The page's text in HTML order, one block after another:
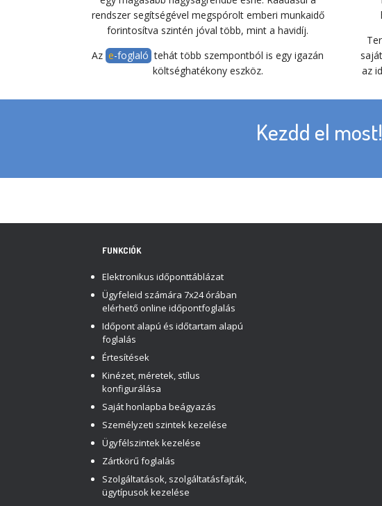
rendszer segítségével megspórolt emberi munkaidő
forintosítva szintén jóval több, mint a havidíj.
Az
e-foglaló tehát több szempontból is egy igazán
költséghatékony eszköz.
az
Kezdd el most!
FUNKCIÓK
Elektronikus időponttáblázat
Ügyfeleid számára 7x24 órában
elérhető online időpontfoglalás
Időpont alapú és időtartam alapú
foglalás
Értesítések
Kinézet, méretek, stílus
konfigurálása
Saját honlapba beágyazás
Személyzeti szintek kezelése
Ügyfélszintek kezelése
Zártkörű foglalás
Szolgáltatások, szolgáltatásfajták,
ügytípusok kezelése